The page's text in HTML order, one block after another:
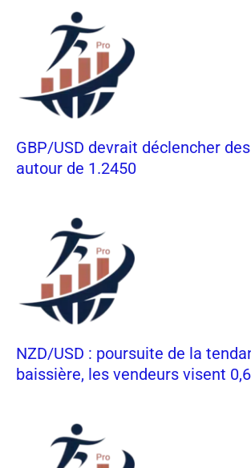
GBP/USD devrait déclencher
autour de 1.2450
NZD/USD : poursuite de la
baissière, les vendeurs visent